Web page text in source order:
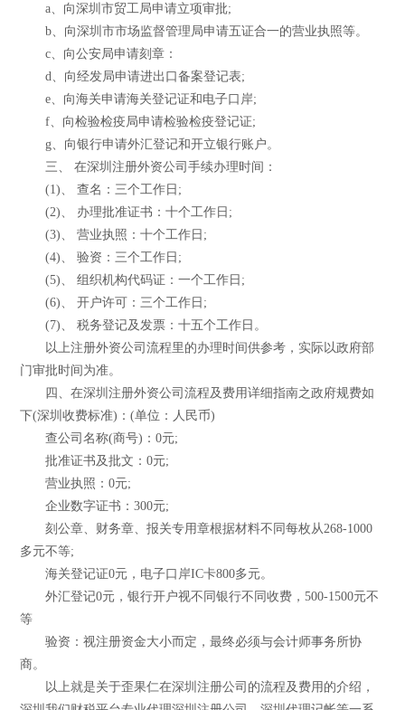
a、向深圳市贸工局申请立项审批;
b、向深圳市市场监督管理局申请五证合一的营业执照等。
c、向公安局申请刻章：
d、向经发局申请进出口备案登记表;
e、向海关申请海关登记证和电子口岸;
f、向检验检疫局申请检验检疫登记证;
g、向银行申请外汇登记和开立银行账户。
三、 在深圳注册外资公司手续办理时间：
(1)、 查名：三个工作日;
(2)、 办理批准证书：十个工作日;
(3)、 营业执照：十个工作日;
(4)、 验资：三个工作日;
(5)、 组织机构代码证：一个工作日;
(6)、 开户许可：三个工作日;
(7)、 税务登记及发票：十五个工作日。
以上注册外资公司流程里的办理时间供参考，实际以政府部
门审批时间为准。
四、在深圳注册外资公司流程及费用详细指南之政府规费如
下(深圳收费标准)：(单位：人民币)
查公司名称(商号)：0元;
批准证书及批文：0元;
营业执照：0元;
企业数字证书：300元;
刻公章、财务章、报关专用章根据材料不同每枚从268-1000
多元不等;
海关登记证0元，电子口岸IC卡800多元。
外汇登记0元，银行开户视不同银行不同收费，500-1500元不
等
验资：视注册资金大小而定，最终必须与会计师事务所协
商。
以上就是关于歪果仁在深圳注册公司的流程及费用的介绍，